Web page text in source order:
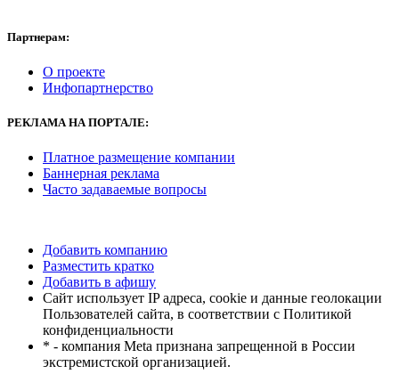
Партнерам:
О проекте
Инфопартнерство
РЕКЛАМАНА ПОРТАЛЕ:
Платное размещение компании
Баннерная реклама
Часто задаваемые вопросы
Добавить компанию
Разместить кратко
Добавить в афишу
Сайт использует IP адреса, cookie и данные геолокации
Пользователей сайта, в соответствии с Политикой
конфиденциальности
* - компания Meta признана запрещенной в России
экстремистской организацией.